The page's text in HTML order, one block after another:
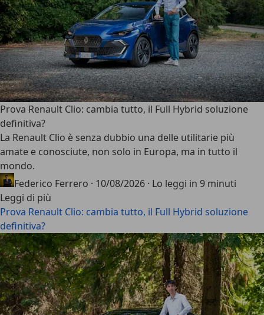
Prova Renault Clio: cambia tutto, il Full Hybrid soluzione
definitiva?
La Renault Clio è senza dubbio una delle utilitarie più
amate e conosciute, non solo in Europa, ma in tutto il
mondo.
Federico Ferrero · 10/08/2026 · Lo leggi in 9 minuti
Leggi di più
Prova Renault Clio: cambia tutto, il Full Hybrid soluzione
definitiva?